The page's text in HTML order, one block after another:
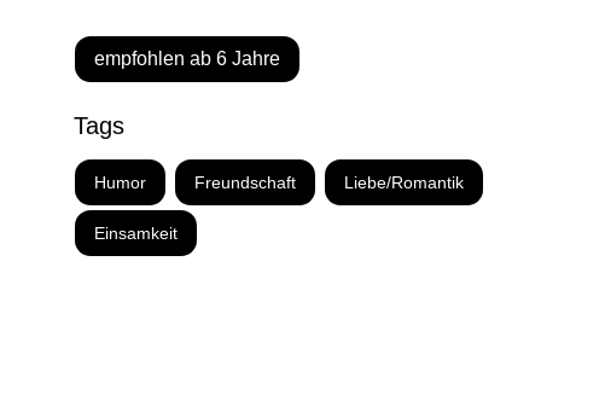
empfohlen ab 6 Jahre
Tags
Humor Freundschaft Liebe/Romantik
Einsamkeit